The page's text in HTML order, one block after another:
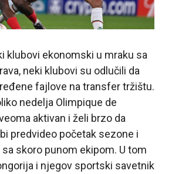
klubovi ekonomski u mraku sa
neki klubovi su odlučili da
fajlove na transfer tržištu.
nedelja Olimpique de
aktivan i želi brzo da
predvideo početak sezone i
skoro punom ekipom. U tom
i njegov sportski savetnik